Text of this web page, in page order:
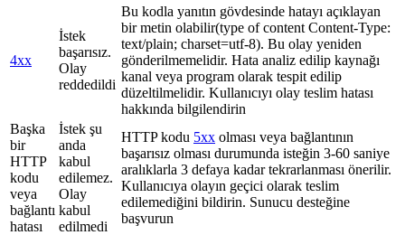
4xx
İstek
başarısız.
Olay
reddedildi
Bu kodla yanıtın gövdesinde hatayı açıklayan
bir metin olabilir(type of content Content-Type:
text/plain; charset=utf-8). Bu olay yeniden
gönderilmemelidir. Hata analiz edilip kaynağı
kanal veya program olarak tespit edilip
düzeltilmelidir. Kullanıcıyı olay teslim hatası
hakkında bilgilendirin
Başka
bir
HTTP
kodu
veya
bağlantı
hatası
İstek şu
anda
kabul
edilemez.
Olay
kabul
edilmedi
HTTP kodu 5xx olması veya bağlantının
başarısız olması durumunda isteğin 3-60 saniye
aralıklarla 3 defaya kadar tekrarlanması önerilir.
Kullanıcıya olayın geçici olarak teslim
edilemediğini bildirin. Sunucu desteğine
başvurun